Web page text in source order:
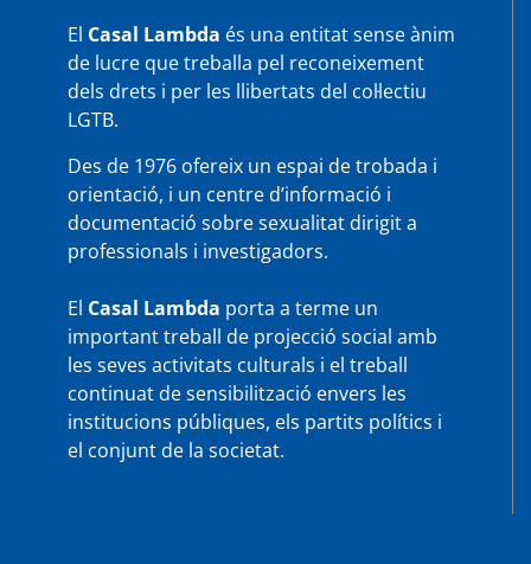
El Casal Lambda és una entitat sense ànim
de lucre que treballa pel reconeixement
dels drets i per les llibertats del col·lectiu
LGTB.
Des de 1976 ofereix un espai de trobada i
orientació, i un centre d’informació i
documentació sobre sexualitat dirigit a
professionals i investigadors.
El Casal Lambda porta a terme un
important treball de projecció social amb
les seves activitats culturals i el treball
continuat de sensibilització envers les
institucions públiques, els partits polítics i
el conjunt de la societat.